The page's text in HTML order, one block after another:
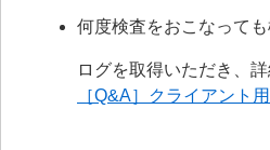
何度検査をおこなって
ログを取得いただき、
［Q&A］クライアント